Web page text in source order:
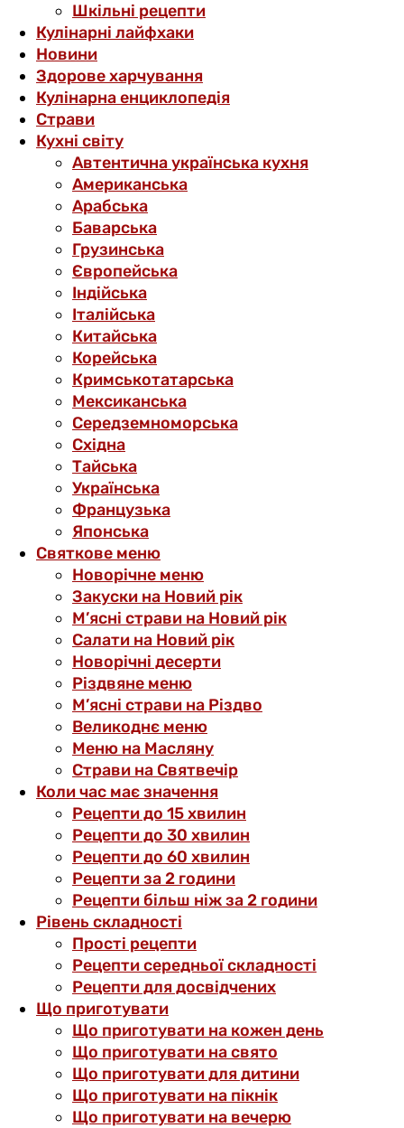
Шкільні рецепти
Кулінарні лайфхаки
Новини
Здорове харчування
Кулінарна енциклопедія
Страви
Кухні світу
Автентична українська кухня
Американська
Арабська
Баварська
Грузинська
Європейська
Індійська
Італійська
Китайська
Корейська
Кримськотатарська
Мексиканська
Середземноморська
Східна
Тайська
Українська
Французька
Японська
Святкове меню
Новорічне меню
Закуски на Новий рік
М’ясні страви на Новий рік
Салати на Новий рік
Новорічні десерти
Різдвяне меню
М’ясні страви на Різдво
Великоднє меню
Меню на Масляну
Страви на Святвечір
Коли час має значення
Рецепти до 15 хвилин
Рецепти до 30 хвилин
Рецепти до 60 хвилин
Рецепти за 2 години
Рецепти більш ніж за 2 години
Рівень складності
Прості рецепти
Рецепти середньої складності
Рецепти для досвідчених
Що приготувати
Що приготувати на кожен день
Що приготувати на свято
Що приготувати для дитини
Що приготувати на пікнік
Що приготувати на вечерю